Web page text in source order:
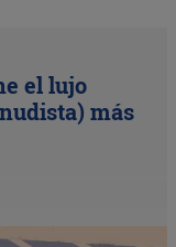
el lujo
más